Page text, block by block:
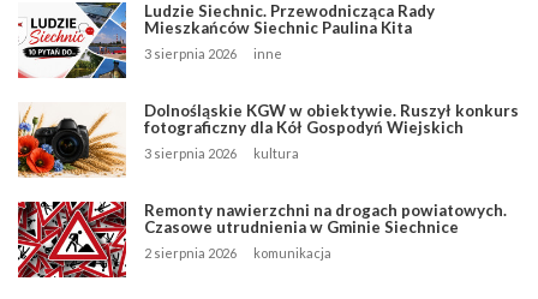
Ludzie Siechnic. Przewodnicząca Rady
Mieszkańców Siechnic Paulina Kita
3 sierpnia 2026 inne
Dolnośląskie KGW w obiektywie. Ruszył konkurs
fotograficzny dla Kół Gospodyń Wiejskich
3 sierpnia 2026 kultura
Remonty nawierzchni na drogach powiatowych.
Czasowe utrudnienia w Gminie Siechnice
2 sierpnia 2026 komunikacja